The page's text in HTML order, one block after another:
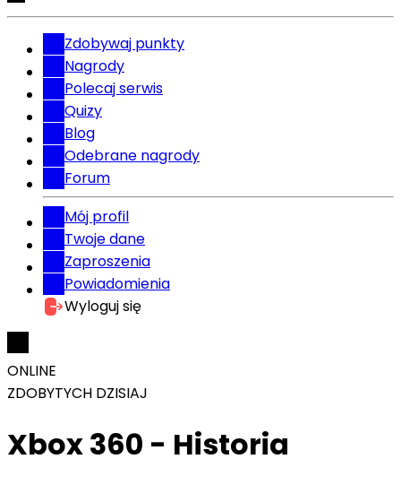
Zdobywaj punkty
Nagrody
Polecaj serwis
Quizy
Blog
Odebrane nagrody
Forum
Mój profil
Twoje dane
Zaproszenia
Powiadomienia
Wyloguj się
ONLINE
ZDOBYTYCH DZISIAJ
Xbox 360 - Historia